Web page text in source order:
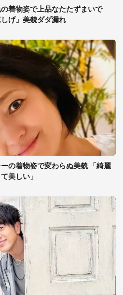
着物姿で上品なたたずまいで
げ」美貌ダダ漏れ
の着物姿で変わらぬ美貌 「綺麗
美しい」